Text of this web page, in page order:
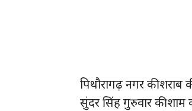
पिथौरागढ़ नगर की
सुंदर सिंह गुरुवार की